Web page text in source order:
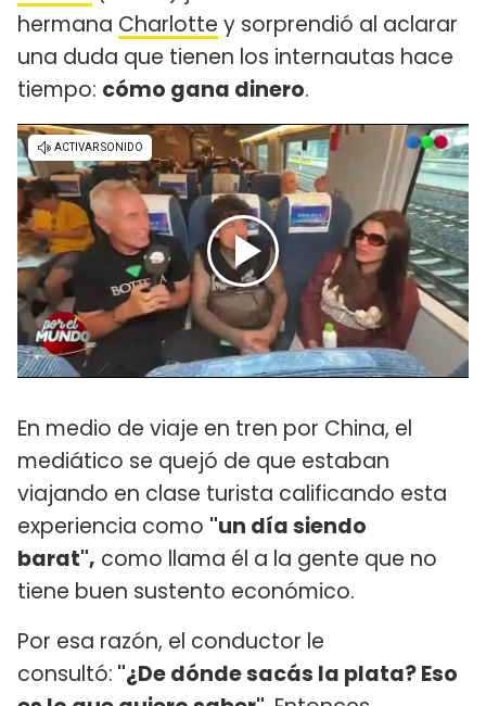
hermana Charlotte y sorprendió al aclarar
una duda que tienen los internautas hace
tiempo: cómo gana dinero.
En medio de viaje en tren por China, el
mediático se quejó de que estaban
viajando en clase turista calificando esta
experiencia como "un día siendo
barat", como llama él a la gente que no
tiene buen sustento económico.
Por esa razón, el conductor le
consultó: "¿De dónde sacás la plata? Eso